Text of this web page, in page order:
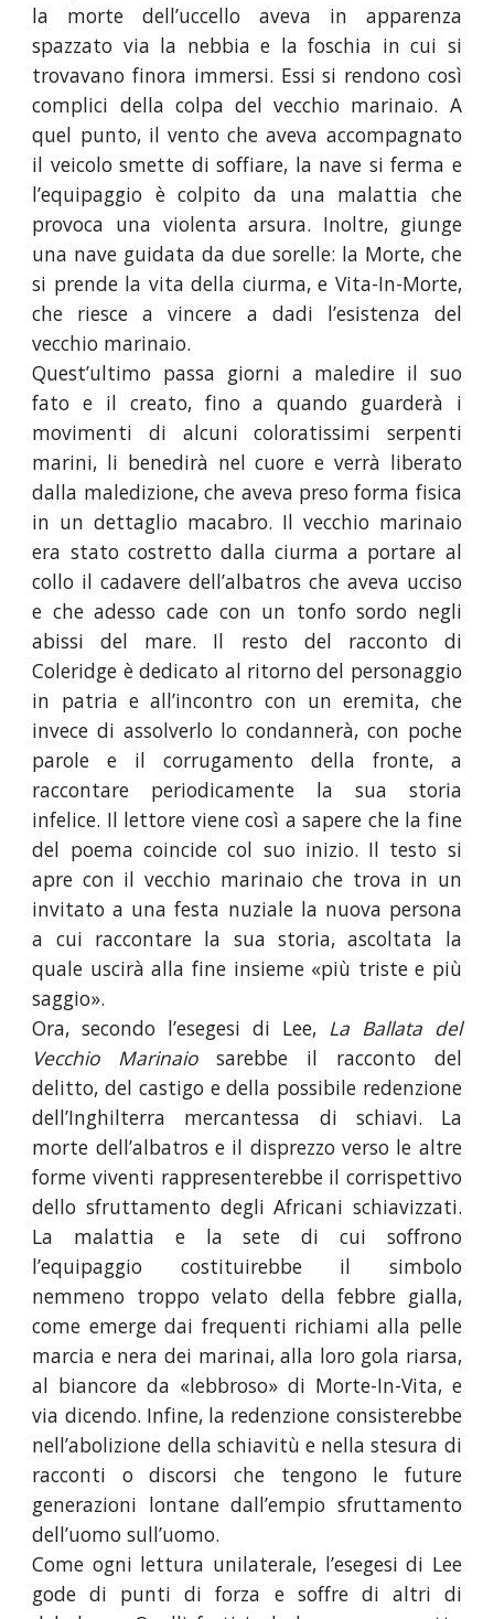
la morte dell’uccello aveva in apparenza
spazzato via la nebbia e la foschia in cui si
trovavano finora immersi. Essi si rendono così
complici della colpa del vecchio marinaio. A
quel punto, il vento che aveva accompagnato
il veicolo smette di soffiare, la nave si ferma e
l’equipaggio è colpito da una malattia che
provoca una violenta arsura. Inoltre, giunge
una nave guidata da due sorelle: la Morte, che
si prende la vita della ciurma, e Vita-In-Morte,
che riesce a vincere a dadi l’esistenza del
vecchio marinaio.
Quest’ultimo passa giorni a maledire il suo
fato e il creato, fino a quando guarderà i
movimenti di alcuni coloratissimi serpenti
marini, li benedirà nel cuore e verrà liberato
dalla maledizione, che aveva preso forma fisica
in un dettaglio macabro. Il vecchio marinaio
era stato costretto dalla ciurma a portare al
collo il cadavere dell’albatros che aveva ucciso
e che adesso cade con un tonfo sordo negli
abissi del mare. Il resto del racconto di
Coleridge è dedicato al ritorno del personaggio
in patria e all’incontro con un eremita, che
invece di assolverlo lo condannerà, con poche
parole e il corrugamento della fronte, a
raccontare periodicamente la sua storia
infelice. Il lettore viene così a sapere che la fine
del poema coincide col suo inizio. Il testo si
apre con il vecchio marinaio che trova in un
invitato a una festa nuziale la nuova persona
a cui raccontare la sua storia, ascoltata la
quale uscirà alla fine insieme «più triste e più
saggio».
Ora, secondo l’esegesi di Lee, La Ballata del
Vecchio Marinaiosarebbe il racconto del
delitto, del castigo e della possibile redenzione
dell’Inghilterra mercantessa di schiavi. La
morte dell’albatros e il disprezzo verso le altre
forme viventi rappresenterebbe il corrispettivo
dello sfruttamento degli Africani schiavizzati.
La malattia e la sete di cui soffrono
l’equipaggio costituirebbe il simbolo
nemmeno troppo velato della febbre gialla,
come emerge dai frequenti richiami alla pelle
marcia e nera dei marinai, alla loro gola riarsa,
al biancore da «lebbroso» di Morte-In-Vita, e
via dicendo. Infine, la redenzione consisterebbe
nell’abolizione della schiavitù e nella stesura di
racconti o discorsi che tengono le future
generazioni lontane dall’empio sfruttamento
dell’uomo sull’uomo.
Come ogni lettura unilaterale, l’esegesi di Lee
gode di punti di forza e soffre di altri di